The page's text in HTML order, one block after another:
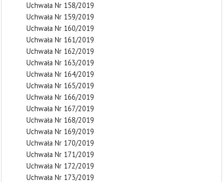
Uchwała Nr 158/2019
Uchwała Nr 159/2019
Uchwała Nr 160/2019
Uchwała Nr 161/2019
Uchwała Nr 162/2019
Uchwała Nr 163/2019
Uchwała Nr 164/2019
Uchwała Nr 165/2019
Uchwała Nr 166/2019
Uchwała Nr 167/2019
Uchwała Nr 168/2019
Uchwała Nr 169/2019
Uchwała Nr 170/2019
Uchwała Nr 171/2019
Uchwała Nr 172/2019
Uchwała Nr 173/2019